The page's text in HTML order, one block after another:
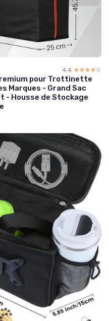
4.4 ☆☆☆☆☆
★★★★★
pour Trottinette
Marques - Grand Sac
- Housse de Stockage